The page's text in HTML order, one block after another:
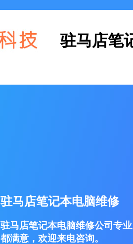
驻马店笔
驻马店笔记本电脑维修
驻马店笔记本电脑维修公司专
都满意，欢迎来电咨询。